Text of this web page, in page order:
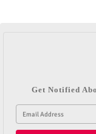
Get Notified